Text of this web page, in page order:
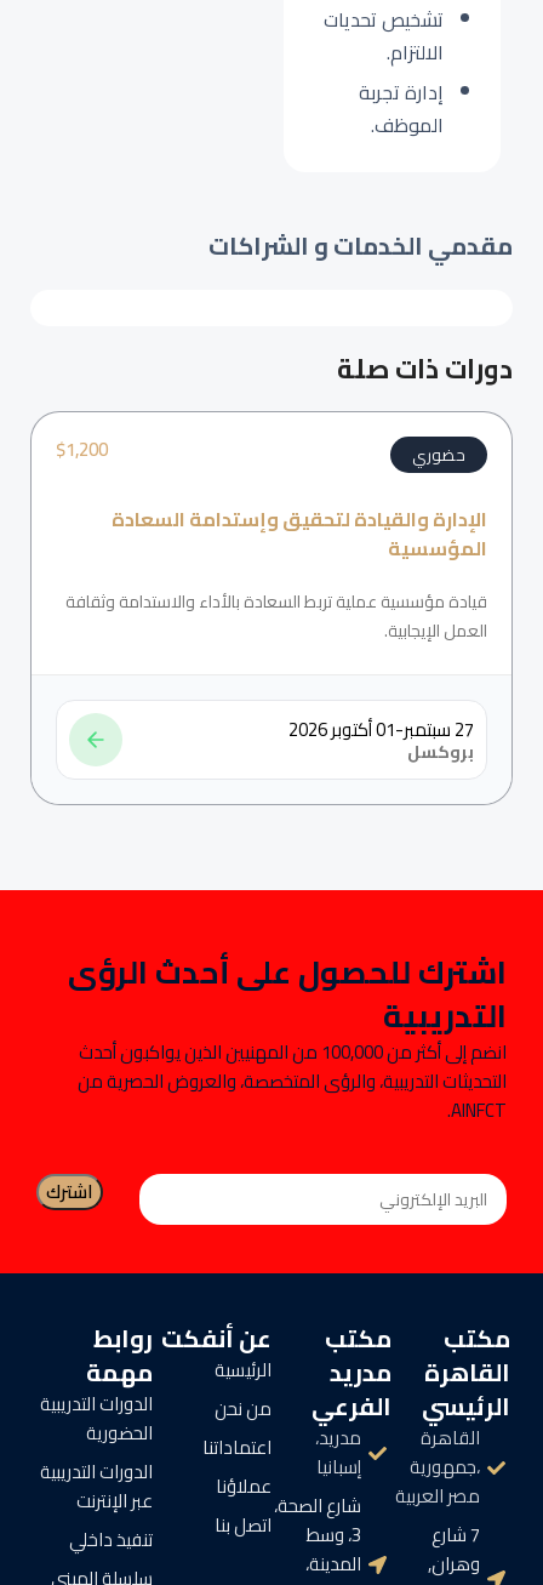
تشخيص تحديات
الالتزام.
إدارة تجربة
الموظف.
مقدمي الخدمات و الشراكات
دورات ذات صلة
$1,200 حضوري
الإدارة والقيادة لتحقيق وإستدامة السعادة
المؤسسية
قيادة مؤسسية عملية تربط السعادة بالأداء والاستدامة وثقافة
العمل الإيجابية.
27 سبتمبر-01 أكتوبر 2026
بروكسل
اشترك للحصول على أحدث الرؤى
التدريبية
انضم إلى أكثر من 100,000 من المهنيين الذين يواكبون أحدث
التحديثات التدريبية، والرؤى المتخصصة، والعروض الحصرية من
AINFCT.
مكتب
القاهرة
الرئيسي
القاهرة
،جمهورية
مصر العربية
7 شارع
وهران,
مكتب
مدريد
الفرعي
مدريد،
إسبانيا
شارع الصحة،
3، وسط
المدينة،
عن أنفكت
الرئيسية
من نحن
اعتماداتنا
عملاؤنا
اتصل بنا
روابط
مهمة
الدورات التدريبية
الحضورية
الدورات التدريبية
عبر الإنترنت
تنفيذ داخلي